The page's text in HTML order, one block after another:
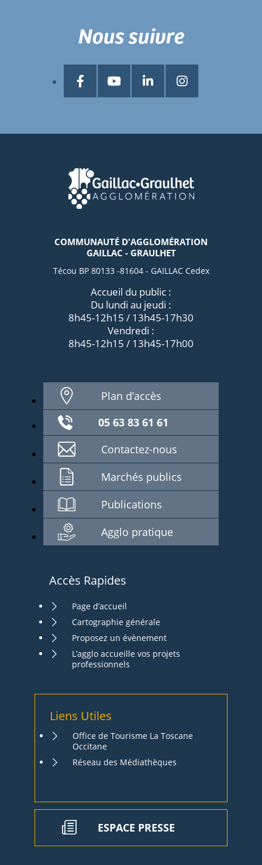
COMMUNAUTÉ D'AGGLOMÉRATION
GAILLAC - GRAULHET
Técou BP 80133 -81604 - GAILLAC Cedex
Accueil du public :
Du lundi au jeudi :
8h45-12h15 / 13h45-17h30
Vendredi :
8h45-12h15 / 13h45-17h00
Plan d’accès
05 63 83 61 61
Contactez-nous
Marchés publics
Publications
Agglo pratique
Accès Rapides
Page d’accueil
Cartographie générale
Proposez un évènement
L’agglo accueille vos projets
professionnels
Liens Utiles
Office de Tourisme La Toscane
Occitane
Réseau des Médiathèques
ESPACE PRESSE
Nous suivre